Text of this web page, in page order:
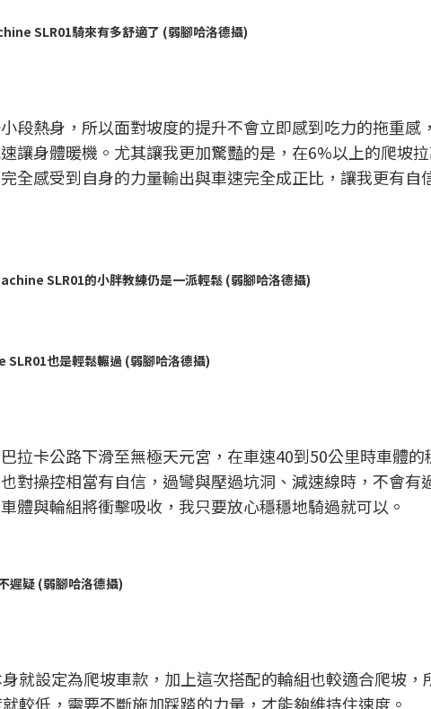
SLR01騎來有多舒適了 (弱腳哈洛德攝)
段熱身，所以面對坡度的提升不會立即感到吃力的拖重感
讓身體暖機。尤其讓我更加驚豔的是，在6%以上的爬坡
全感受到自身的力量輸出與車速完全成正比，讓我更有自
SLR01的小胖教練仍是一派輕鬆 (弱腳哈洛德攝)
也是輕鬆輾過 (弱腳哈洛德攝)
拉卡公路下滑至無極天元宮，在車速40到50公里時車體的
對操控相當有自信，過彎與壓過坑洞、減速線時，不會有
體與輪組將衝擊吸收，我只要放心穩穩地騎過就可以。
遲疑 (弱腳哈洛德攝)
就設定為爬坡車款，加上這次搭配的輪組也較適合爬坡，
較低，需要不斷施加踩踏的力量，才能夠維持住速度。